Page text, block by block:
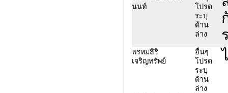
นนท์
โปรด
ระบุ
ด้าน
ล่าง
พรหมสิริ
เจริญทรัพย์
อื่นๆ
โปรด
ระบุ
ด้าน
ล่าง